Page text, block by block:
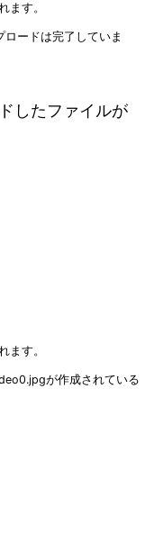
ます。
ードは完了していま
したファイルが
ます。
が作成されている